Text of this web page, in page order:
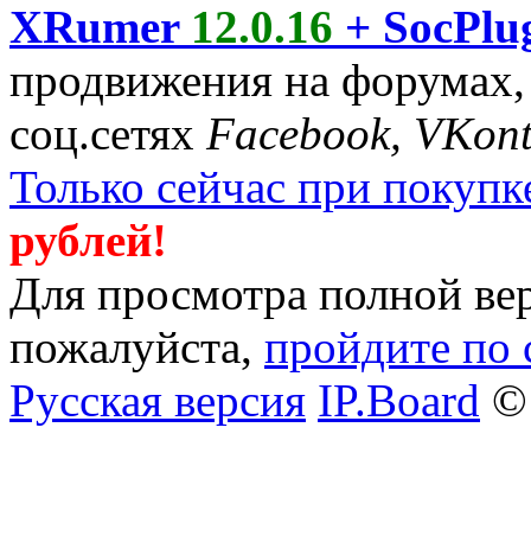
XRumer 12.0.16 +
продвижения на
соц.сетях Facebook,
Только сейчас при
рублей!
Для просмотра полной
пожалуйста, пройдите по
Русская версия IP.Board ©